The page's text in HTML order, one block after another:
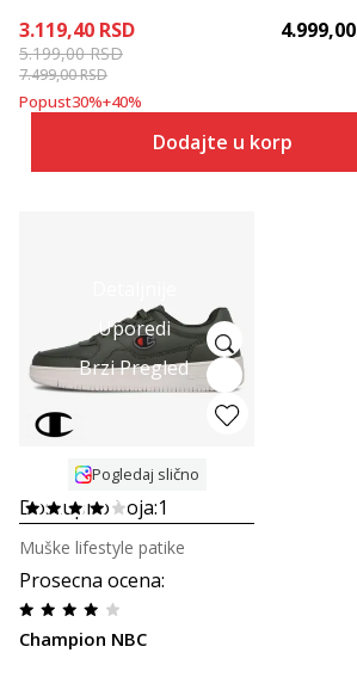
3.119,40 RSD
5.199,00RSD
7.499,00RSD
Popust30%+40%
Dodajte u korpu
4.999,00
Uporedi
Brzi Pregled
Pogledaj slično
Dostupno boja:1
Prosecna ocena:
Champion NBC
Muške lifestyle patike